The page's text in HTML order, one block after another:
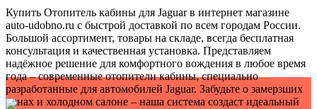
для Porsche
1
для Seat
1
для Subaru
1
для Suzuki
1
Купить Отопитель кабины для Jaguar в интернет магазине
auto-udobno.ru с быстрой доставкой по всем городам России.
Большой ассортимент, товары на складе, всегда бесплатная
консультация и качественная установка. Представляем
надёжное решение для комфортного вождения в любое время
года – современные отопители кабины, специально
разработанные для автомобилей Jaguar. Забудьте о замерзших
окнах и холодном салоне – наша система создаст идеальный